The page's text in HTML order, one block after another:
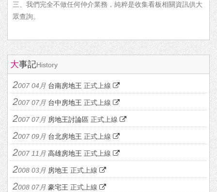
三、我們完全不做任何仲介業務，純粹是收集看板相關資訊供大
眾查詢。
大事記History
007 04月 台南房地王 正式上線
007 07月 台中房地王 正式上線
007 07月 房地王討論區 正式上線
007 09月 台北房地王 正式上線
007 11月 高雄房地王 正式上線
008 03月 房地王 正式上線
008 07月 豪宅王 正式上線